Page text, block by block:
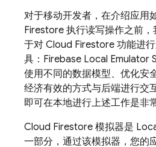
对于移动开发者，在介绍应用
Firestore 执行读写操作之前
于对 Cloud Firestore 功能进
具： Firebase Local Emulator
使用不同的数据模型、优化安
经济有效的方式与后端进行交
即可在本地进行上述工作是非
Cloud Firestore 模拟器是
一部分，通过该模拟器，您的